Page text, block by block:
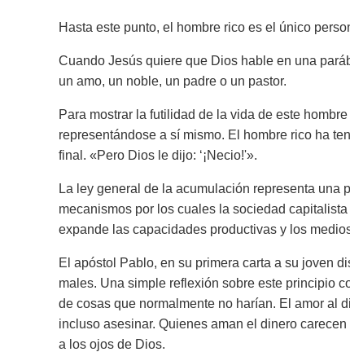
Hasta este punto, el hombre rico es el único
Cuando Jesús quiere que Dios hable en una
un amo, un noble, un padre o un pastor.
Para mostrar la futilidad de la vida de este
representándose a sí mismo. El hombre rico ha
final. «Pero Dios le dijo: ‘¡Necio!'».
La ley general de la acumulación representa
mecanismos por los cuales la sociedad
expande las capacidades productivas y los
El apóstol Pablo, en su primera carta a su joven
males. Una simple reflexión sobre este principio
de cosas que normalmente no harían. El amor al
incluso asesinar. Quienes aman el dinero
a los ojos de Dios.